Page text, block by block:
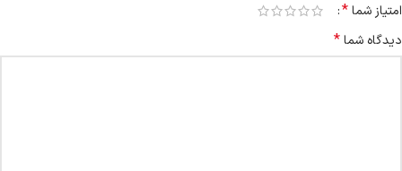
امتیاز شما*
دیدگاه شما*